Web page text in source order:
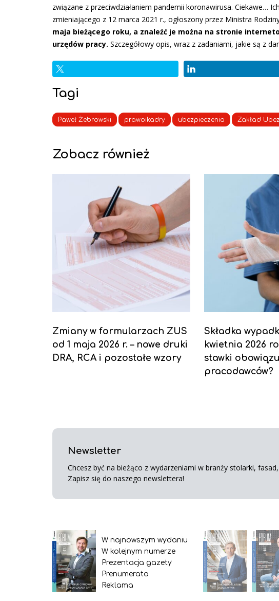
związane z przeciwdziałaniem pandemii koronawirusa. Ciekawe…
zmieniającego z 12 marca 2021 r., ogłoszony przez Ministra
maja bieżącego roku, a znaleźć je można na stronie
urzędów pracy. Szczegółowy opis, wraz z zadaniami, jakie są z
Tagi
Paweł Żebrowski prawoikadry ubezpieczenia Zakład
Zobacz również
Zmiany w formularzach ZUS
od 1 maja 2026 r. – nowe druki
DRA, RCA i pozostałe wzory
Składka
kwietnia 2026
stawki
pracodawców?
Newsletter
Chcesz być na bieżąco z wydarzeniami w branży stolarki,
Zapisz się do naszego newslettera!
W najnowszym wydaniu
W kolejnym numerze
Prezentacja gazety
Prenumerata
Reklama